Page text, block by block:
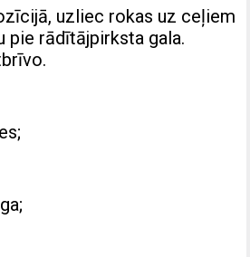
uzliec rokas uz ceļiem
pie rādītājpirksta gala.